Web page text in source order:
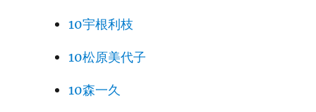
10宇根利枝
10松原美代子
10森一久